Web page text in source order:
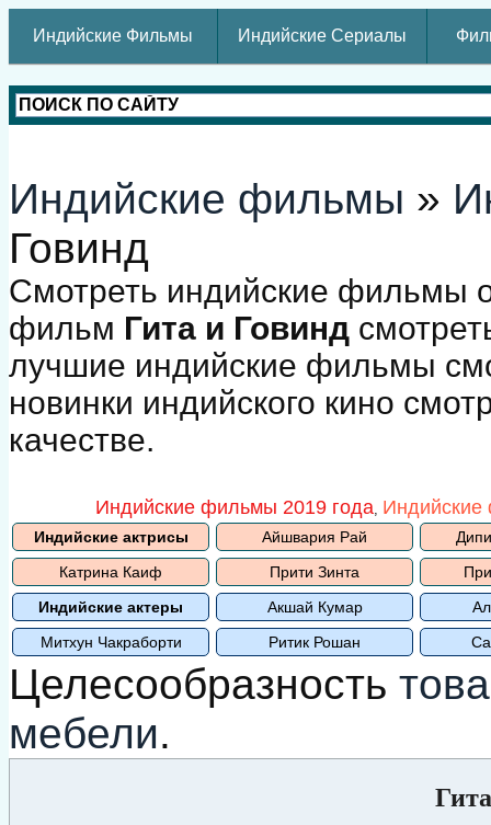
Индийские Фильмы Индийские Сериалы
Индийские фильмы »
Говинд
Смотреть индийские фильмы
фильм Гита и Говинд
лучшие индийские фильмы
новинки индийского кино
качестве.
Индийские фильмы 2019 года,
Индийские актрисы Айшвария Рай
Катрина Каиф
Прити Зинта
Индийские актеры
Акшай Кумар
Митхун Чакраборти
Ритик Рошан
Целесообразность
мебели.